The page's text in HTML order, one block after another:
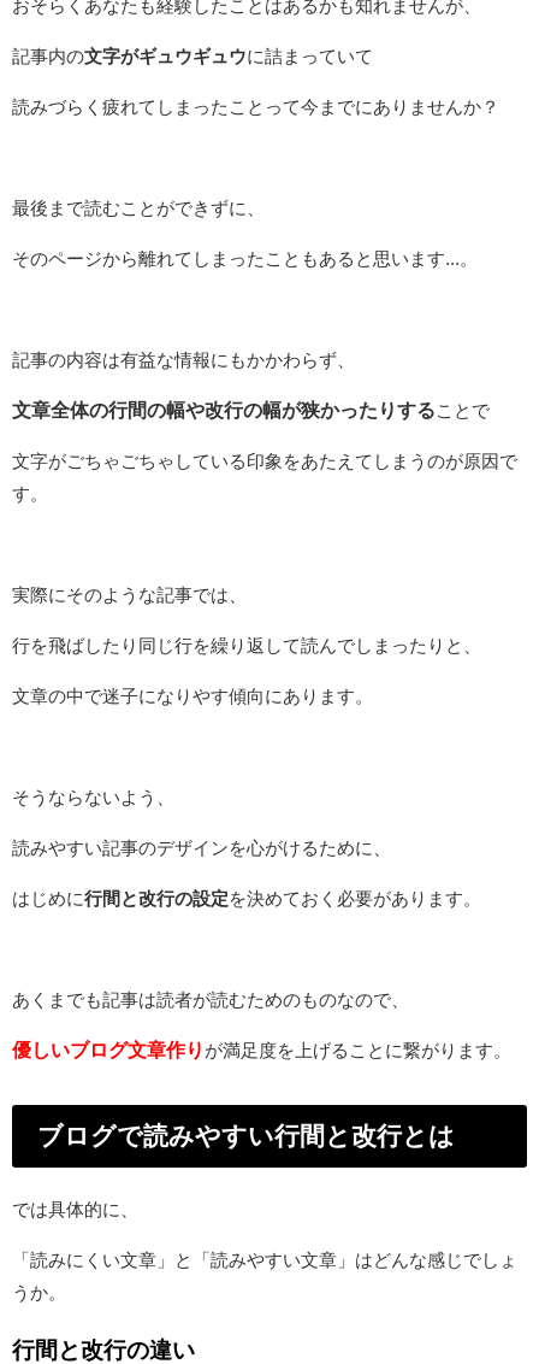
おそらくあなたも経験したことはあるかも知れませんが、
記事内の文字がギュウギュウに詰まっていて
読みづらく疲れてしまったことって今までにありませんか？
最後まで読むことができずに、
そのページから離れてしまったこともあると思います...。
記事の内容は有益な情報にもかかわらず、
文章全体の行間の幅や改行の幅が狭かったりする ことで
文字がごちゃごちゃしている印象をあたえてしまうのが原因で
す。
実際にそのような記事では、
行を飛ばしたり 同じ行を繰り返して読んでしまったりと、
文章の中で迷子になりやす傾向にあります。
そうならないよう、
読みやすい記事のデザインを心がけるために、
はじめに行間と改行の設定 を決めておく必要があります。
あくまでも記事は読者が読むためのものなので、
優しいブログ文章作り が満足度を上げることに繋がります。
ブログで読みやすい行間と改行とは
では具体的に、
「読みにくい文章」と「読みやすい文章」はどんな感じでしょ
うか。
行間と改行の違い